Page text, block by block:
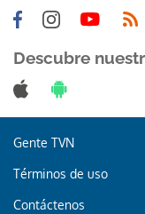
Descubre
Gente TVN
Términos de uso
Contáctenos